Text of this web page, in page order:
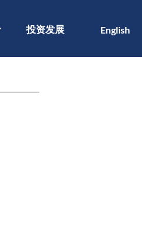
投资发展 English